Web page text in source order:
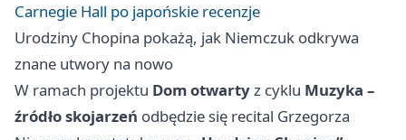
Carnegie Hall po japońskie recenzje
Urodziny Chopina pokażą, jak Niemczuk odkrywa
znane utwory na nowo
W ramach projektu Dom otwartyz cyklu Muzyka –
źródło skojarzeń odbędzie się recital Grzegorza